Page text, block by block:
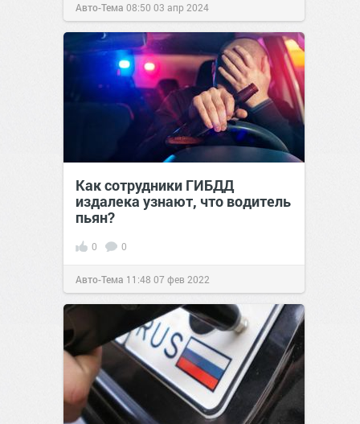
Авто-Тема 08:50 03 апр 2024
Как сотрудники ГИБДД
издалека узнают, что водитель
пьян?
0 0
Авто-Тема 11:48 07 фев 2022